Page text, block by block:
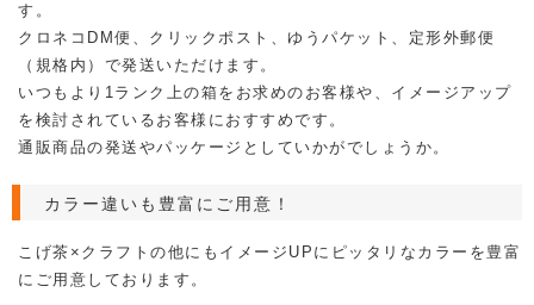
カテゴリ
ネコポス対応ダンボール（箱・封筒） 特設ページ（アパレル）
無地ダンボール（特設） 特設ページ4 無地ダンボール（特設3）
特設ページ メール便対応（A5サイズ）
クロネコゆうパケット対応（箱・封筒）
す。
クロネコDM便、クリックポスト、ゆうパケット、定形外郵便
（規格内）で発送いただけます。
いつもより1ランク上の箱をお求めのお客様や、イメージアップ
を検討されているお客様におすすめです。
通販商品の発送やパッケージとしていかがでしょうか。
カラー違いも豊富にご用意！
こげ茶×クラフトの他にもイメージUPにピッタリなカラーを豊富
にご用意しております。